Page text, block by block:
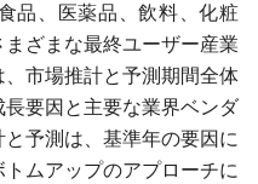
品、医薬品、飲料、化粧
ざまな最終ユーザー産業
市場推計と予測期間全体
要因と主要な業界ベンダ
予測は、基準年の要因に
ムアップのアプローチに